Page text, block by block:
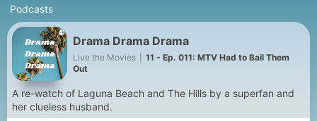
Podcasts
Drama Drama Drama
Live the Movies
11 - Ep. 011: MTV Had to Bail Them
Out
A re-watch of Laguna Beach and The Hills by a superfan and
her clueless husband.